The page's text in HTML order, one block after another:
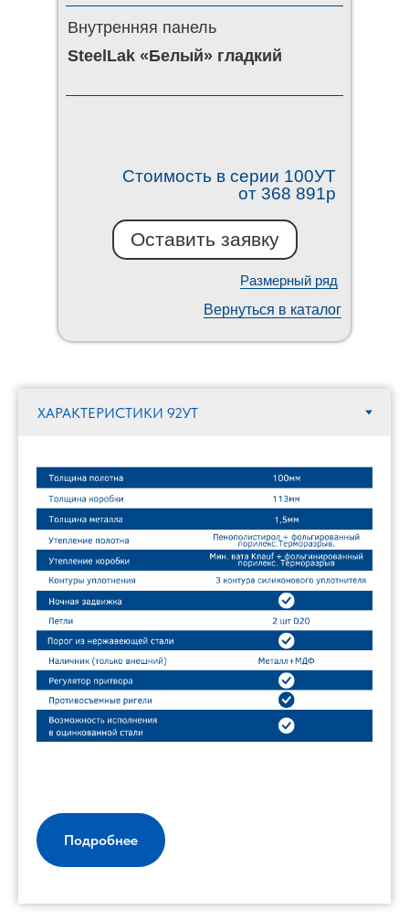
SteelLak «Белый» гладкий
Внутренняя панель
Размерный ряд
Оставить заявку
Стоимость в серии 100УТ
от 368 891р
Вернуться в каталог
Подробнее